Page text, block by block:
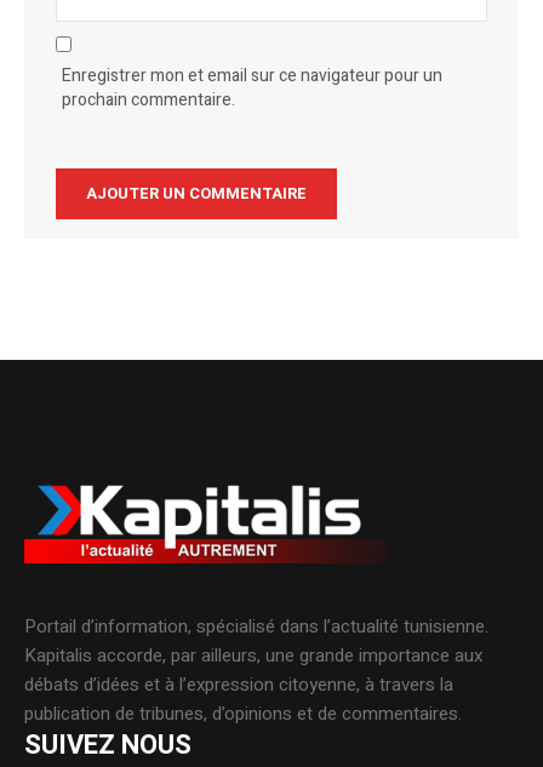
Enregistrer mon et email sur ce navigateur pour un
prochain commentaire.
Portail d’information, spécialisé dans l’actualité tunisienne.
Kapitalis accorde, par ailleurs, une grande importance aux
débats d’idées et à l’expression citoyenne, à travers la
publication de tribunes, d’opinions et de commentaires.
SUIVEZ NOUS